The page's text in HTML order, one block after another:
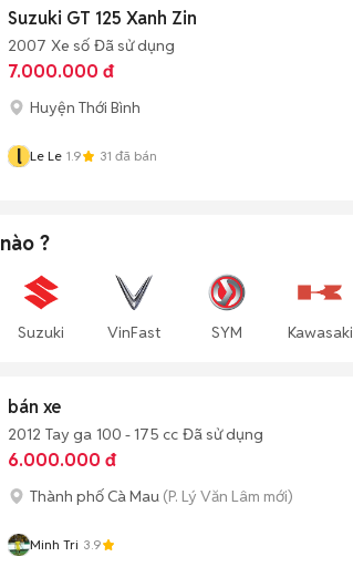
Suzuki GT 125 Xanh Zin
2007 Xe số Đã sử dụng
7.000.000 đ
Huyện Thới Bình
l Le Le 1.9 31 đã bán
nào ?
Suzuki VinFast SYM Kawasaki
bán xe
2012 Tay ga 100 - 175 cc Đã sử dụng
6.000.000 đ
Thành phố Cà Mau (P. Lý Văn Lâm mới)
Minh Tri 3.9